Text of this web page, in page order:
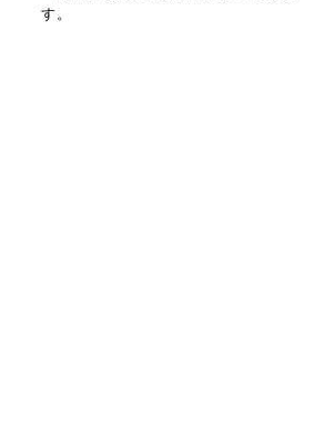
す。